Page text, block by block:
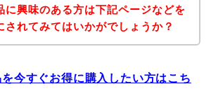
に興味のある方は下記ページなどを
されてみてはいかがでしょうか？
今すぐお得に購入したい方はこち